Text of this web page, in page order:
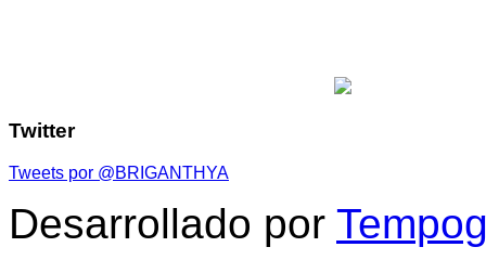
Twitter
Tweets por @BRIGANTHYA
Desarrollado por